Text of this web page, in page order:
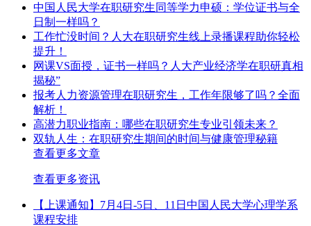
中国人民大学在职研究生同等学力申硕：学位证书与全
日制一样吗？
工作忙没时间？人大在职研究生线上录播课程助你轻松
提升！
网课VS面授，证书一样吗？人大产业经济学在职研真相
揭秘”
报考人力资源管理在职研究生，工作年限够了吗？全面
解析！
高潜力职业指南：哪些在职研究生专业引领未来？
双轨人生：在职研究生期间的时间与健康管理秘籍
查看更多文章
查看更多资讯
【上课通知】7月4日-5日、11日中国人民大学心理学系
课程安排